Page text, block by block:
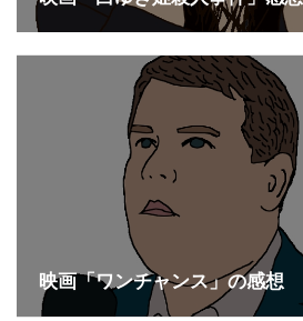
映画「ワンチャンス」の感想